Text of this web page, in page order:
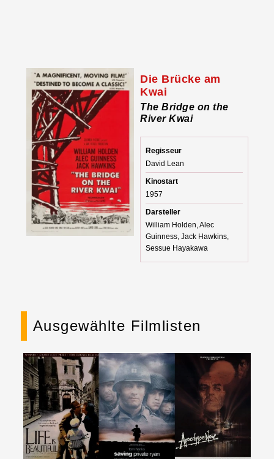
Die Brücke am
Kwai
The Bridge on the
River Kwai
Regisseur
David Lean
Kinostart
1957
Darsteller
William Holden, Alec
Guinness, Jack Hawkins,
Sessue Hayakawa
Ausgewählte Filmlisten